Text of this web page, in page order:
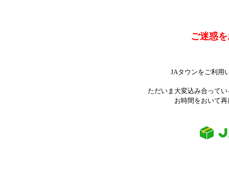
ご迷惑
JAタウンをご利用
ただいま大変込み合って
お時間をおいて